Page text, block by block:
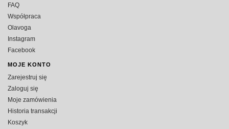
FAQ
Współpraca
Olavoga
Instagram
Facebook
MOJE KONTO
Zarejestruj się
Zaloguj się
Moje zamówienia
Historia transakcji
Koszyk